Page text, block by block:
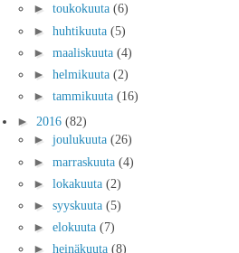
► toukokuuta (6)
► huhtikuuta (5)
► maaliskuuta (4)
► helmikuuta (2)
► tammikuuta (16)
► 2016 (82)
► joulukuuta (26)
► marraskuuta (4)
► lokakuuta (2)
► syyskuuta (5)
► elokuuta (7)
► heinäkuuta (8)